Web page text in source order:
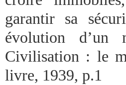
garantir sa
évolution
Civilisation : le
livre, 1939, p.1